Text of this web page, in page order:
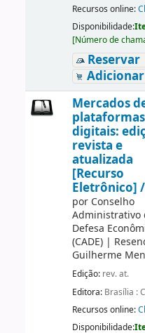
Recursos online:
Disponibilidade:
[Número de
Reservar
Mercados
plataformas
digitais:
revista e
atualizada
[Recurso
Eletrônico] /
por Conselho
Administrativo
Defesa
(CADE)|
Guilherme
Edição: rev. at.
Editora: Brasília :
Recursos online:
Disponibilidade: